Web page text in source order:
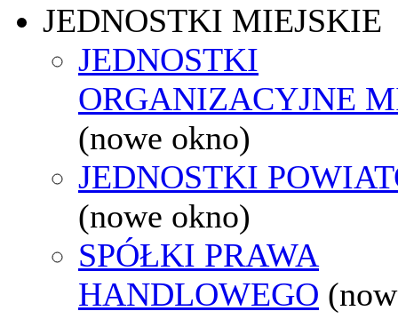
JEDNOSTKI MIEJSKIE
JEDNOSTKI
ORGANIZACYJNE
(nowe okno)
JEDNOSTKI
(nowe okno)
SPÓŁKI PRAWA
HANDLOWEGO